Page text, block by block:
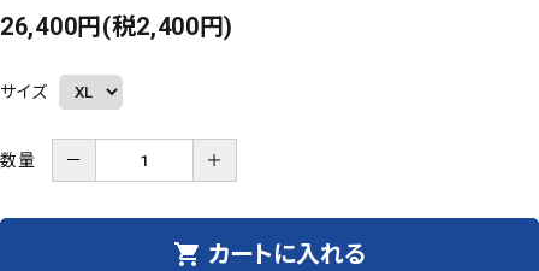
26,400円(税2,400円)
サイズ
数量 － ＋
shopping_cart カートに入れる